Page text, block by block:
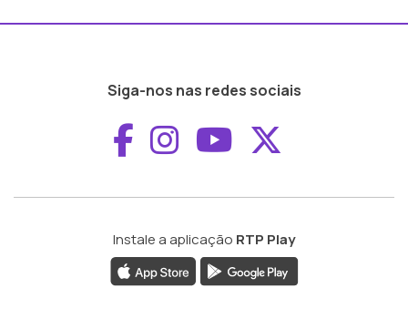
Siga-nos nas redes sociais
Aceder ao
Aceder ao
Aceder ao
Instale a aplicação RTP Play